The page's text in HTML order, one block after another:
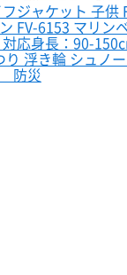
ジャケット 子供
FV-6153 マリン
応身長：90-
り 浮き輪 シュノ
防災